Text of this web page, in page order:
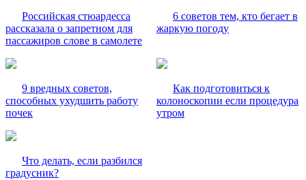
Российская стюардесса
рассказала о запретном для
пассажиров слове в самолете
6 советов тем, кто бегает в
жаркую погоду
9 вредных советов,
способных ухудшить работу
почек
Как подготовиться к
колоноскопии если процедура
утром
Что делать, если разбился
градусник?